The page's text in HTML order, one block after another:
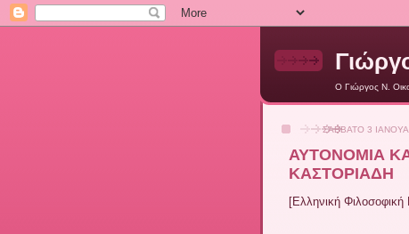
O Γιώργος Ν.
ΣΆΒΒΑΤΟ 3
ΑΥΤΟΝΟΜΙΑ
ΚΑΣΤΟΡΙΑΔΗ
[Ελληνική